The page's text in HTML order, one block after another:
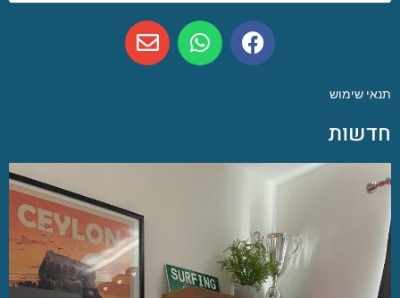
תנאי שימוש
חדשות